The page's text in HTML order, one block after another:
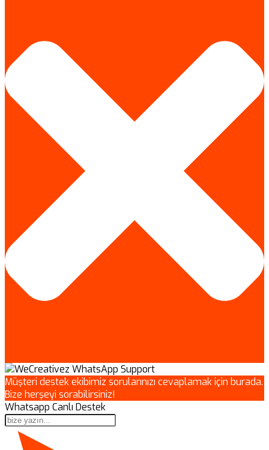
Müşteri destek ekibimiz sorularınızı cevaplamak için burada.
Bize herşeyi sorabilirsiniz!
Whatsapp Canlı Destek